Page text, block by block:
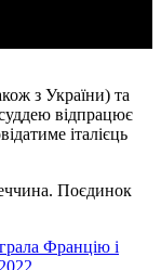
з України) та
відпрацює
італієць
Поєдинок
Францію і